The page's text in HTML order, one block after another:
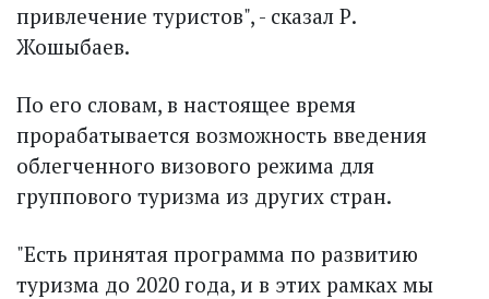
привлечение туристов", - сказал Р.
Жошыбаев.
По его словам, в настоящее время
прорабатывается возможность введения
облегченного визового режима для
группового туризма из других стран.
"Есть принятая программа по развитию
туризма до 2020 года, и в этих рамках мы